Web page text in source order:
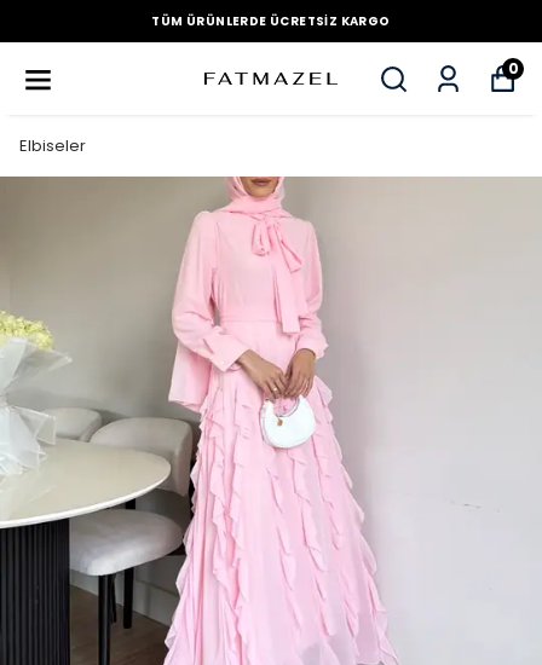
TÜM ÜRÜNLERDE ÜCRETSIZ KARGO
0
Elbiseler